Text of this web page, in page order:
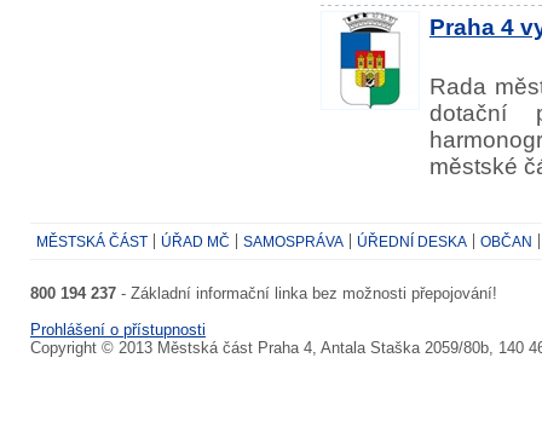
Praha 4
Rada
dotační
městské
MĚSTSKÁ ČÁST ÚŘAD MČ SAMOSPRÁVA ÚŘEDNÍ DESKA OBČAN
800 194 237 - Základní informační linka bez možnosti přepojování!
Prohlášení o přístupnosti
Copyright © 2013 Městská část Praha 4, Antala Staška 2059/80b, 140